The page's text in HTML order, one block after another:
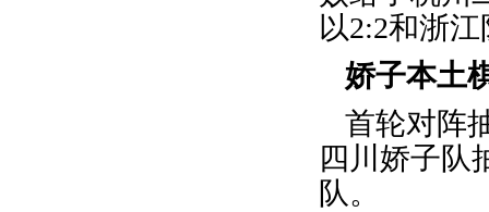
以2:2和浙
娇子本土
首轮对阵
四川娇子队
队。